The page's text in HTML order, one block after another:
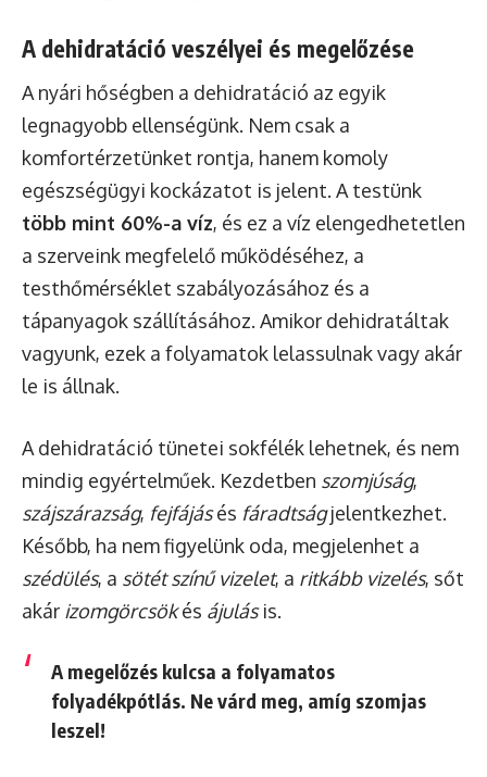
A dehidratáció veszélyei és megelőzése
A nyári hőségben a dehidratáció az egyik
legnagyobb ellenségünk. Nem csak a
komfortérzetünket rontja, hanem komoly
egészségügyi kockázatot is jelent. A testünk
több mint 60%-a víz, és ez a víz elengedhetetlen
a szerveink megfelelő működéséhez, a
testhőmérséklet szabályozásához és a
tápanyagok szállításához. Amikor dehidratáltak
vagyunk, ezek a folyamatok lelassulnak vagy akár
le is állnak.
A dehidratáció tünetei sokfélék lehetnek, és nem
mindig egyértelműek. Kezdetben szomjúság,
szájszárazság, fejfájásés fáradtságjelentkezhet.
Később, ha nem figyelünk oda, megjelenhet a
szédülés, a sötét színű vizelet, a ritkább vizelés, sőt
akár izomgörcsökés ájulásis.
A megelőzés kulcsa a folyamatos
folyadékpótlás. Ne várd meg, amíg szomjas
leszel!